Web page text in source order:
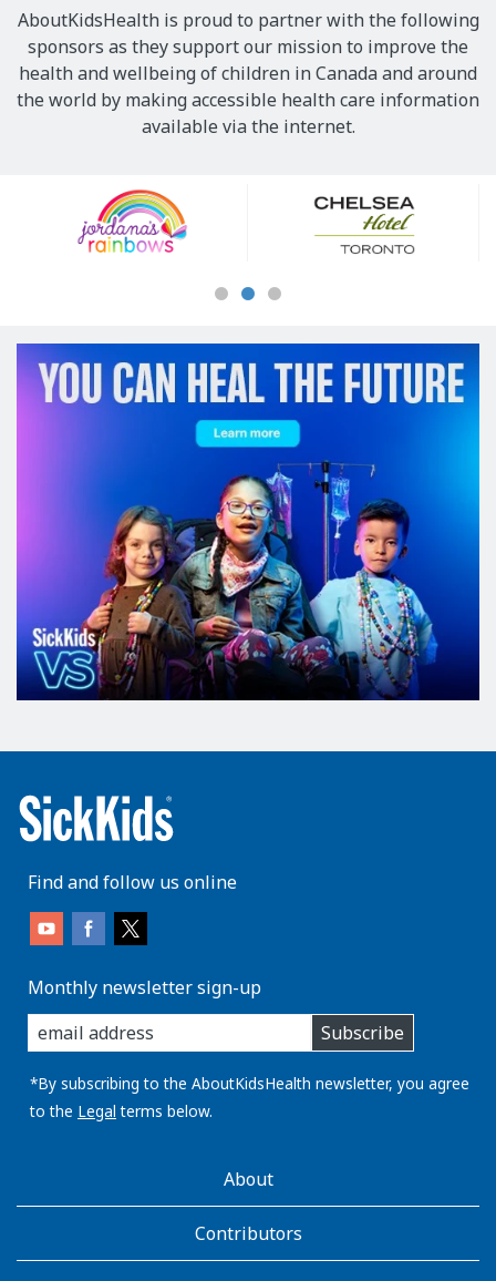
AboutKidsHealth is proud to partner with the following
sponsors as they support our mission to improve the
health and wellbeing of children in Canada and around
the world by making accessible health care information
available via the internet.
Sponsors
Find and follow us online
Monthly newsletter sign-up
enter
you
email
address:
Subscribe
*By subscribing to the AboutKidsHealth newsletter, you agree
to the Legal terms below.
AboutKidsHealthAbout
Contributors